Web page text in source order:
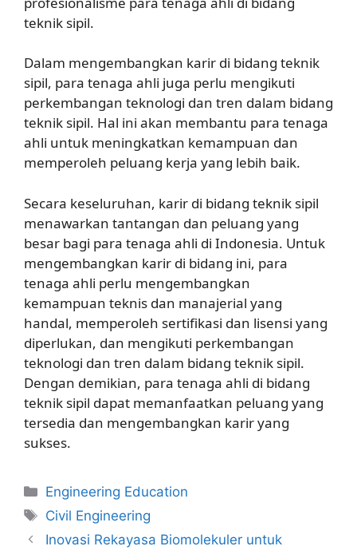
teknik sipil.
Dalam mengembangkan karir di bidang teknik
sipil, para tenaga ahli juga perlu mengikuti
perkembangan teknologi dan tren dalam bidang
teknik sipil. Hal ini akan membantu para tenaga
ahli untuk meningkatkan kemampuan dan
memperoleh peluang kerja yang lebih baik.
Secara keseluruhan, karir di bidang teknik sipil
menawarkan tantangan dan peluang yang
besar bagi para tenaga ahli di Indonesia. Untuk
mengembangkan karir di bidang ini, para
tenaga ahli perlu mengembangkan
kemampuan teknis dan manajerial yang
handal, memperoleh sertifikasi dan lisensi yang
diperlukan, dan mengikuti perkembangan
teknologi dan tren dalam bidang teknik sipil.
Dengan demikian, para tenaga ahli di bidang
teknik sipil dapat memanfaatkan peluang yang
tersedia dan mengembangkan karir yang
sukses.
Kategori
Engineering Education
Tag
Civil Engineering
Inovasi Rekayasa Biomolekuler untuk